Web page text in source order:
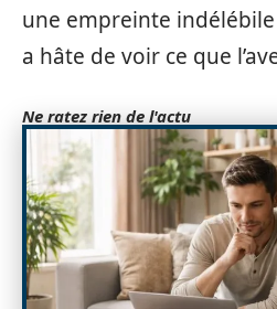
une empreinte indélébile
a hâte de voir ce que
Ne ratez rien de l'actu